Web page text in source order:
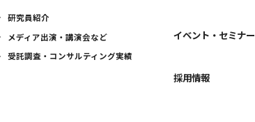
研究員紹介
メディア出演・講演会など
受託調査・コンサルティング実績
イベント・セミナー
採用情報